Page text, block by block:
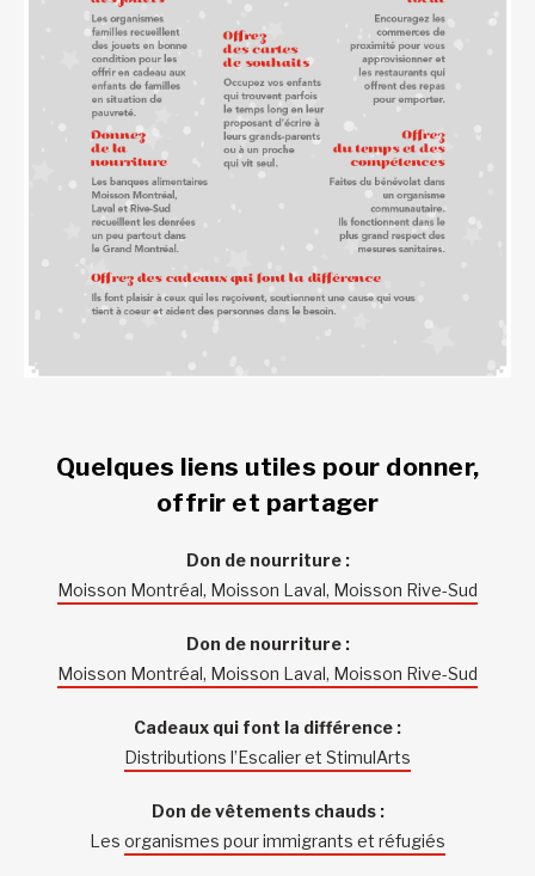
Quelques liens utiles pour donner,
offrir et partager
Don de nourriture :
Moisson Montréal, Moisson Laval, Moisson Rive-Sud
Don de nourriture :
Moisson Montréal, Moisson Laval, Moisson Rive-Sud
Cadeaux qui font la différence :
Distributions l’Escalier et StimulArts
Don de vêtements chauds :
Les organismes pour immigrants et réfugiés